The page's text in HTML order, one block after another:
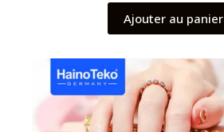
Ajouter au panier